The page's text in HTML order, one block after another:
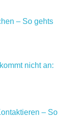
– So gehts
nicht an:
– So